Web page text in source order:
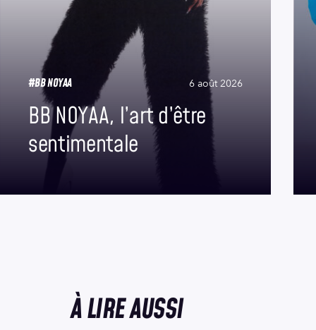
#BB NOYAA 6 août 2026
BB NOYAA, l’art d’être
sentimentale
À LIRE AUSSI